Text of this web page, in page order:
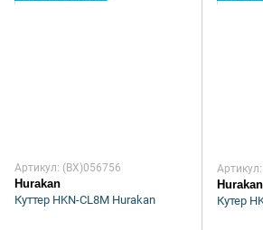
Артикул: (BX)056756
Hurakan
Куттер HKN-CL8M Hurakan
Hurakan
Кутер